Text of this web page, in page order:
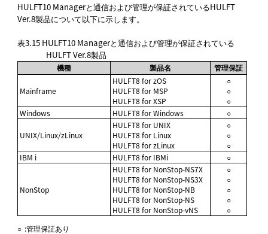
HULFT10 Managerと通信および管理が保証されているHULFT
Ver.8製品について以下に示します。
表3.15 HULFT10 Managerと通信および管理が保証されている
HULFT Ver.8製品
機種 製品名 管理保証
Mainframe
HULFT8 for zOS
HULFT8 for MSP
HULFT8 for XSP
○
○
○
Windows
HULFT8 for Windows ○
UNIX/Linux/zLinux
HULFT8 for UNIX
HULFT8 for Linux
HULFT8 for zLinux
○
○
○
IBM i
HULFT8 for IBMi ○
NonStop
HULFT8 for NonStop-NS7X
HULFT8 for NonStop-NS3X
HULFT8 for NonStop-NB
HULFT8 for NonStop-NS
HULFT8 for NonStop-vNS
○
○
○
○
○
○ :管理保証あり